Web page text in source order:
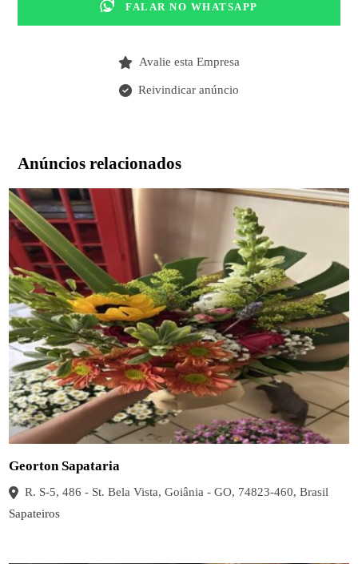
FALAR NO WHATSAPP
Avalie esta Empresa
Reivindicar anúncio
Anúncios relacionados
Georton Sapataria
R. S-5, 486 - St. Bela Vista, Goiânia - GO, 74823-460, Brasil
Sapateiros